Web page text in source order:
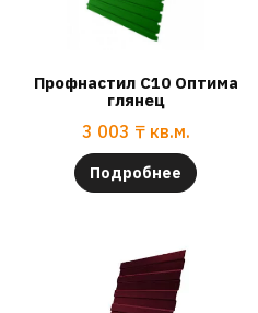
Профнастил С10 Оптима
глянец
3 003 ₸ кв.м.
Подробнее